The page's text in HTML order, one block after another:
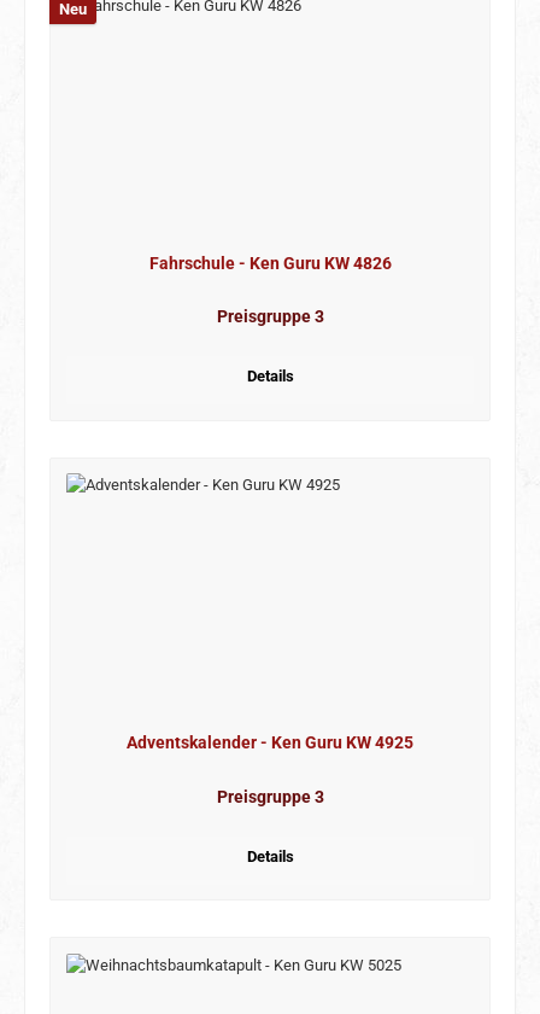
Neu
Fahrschule - Ken Guru KW 4826
Preisgruppe 3
Details
Adventskalender - Ken Guru KW 4925
Preisgruppe 3
Details